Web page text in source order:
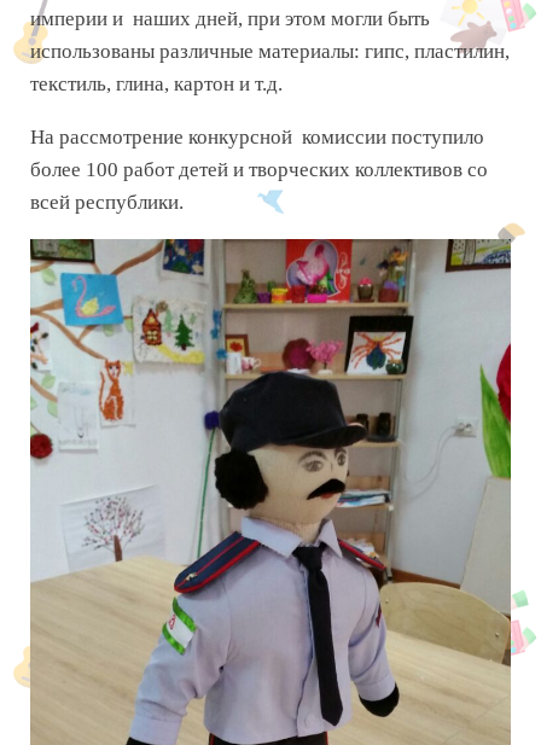
империи и наших дней, при этом могли быть
использованы различные материалы: гипс, пластилин,
текстиль, глина, картон и т.д.
На рассмотрение конкурсной комиссии поступило
более 100 работ детей и творческих коллективов со
всей республики.